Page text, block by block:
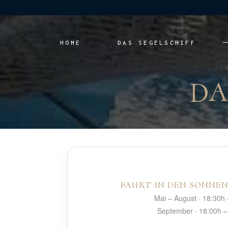
HOME DAS SEGELSCHIFF
FAHRT IN DEN
Mai – August· 18:30h
September · 18:00h